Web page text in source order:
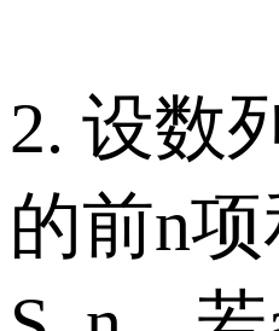
2. 设数
的前n